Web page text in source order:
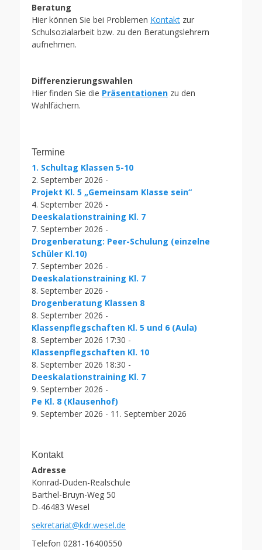
Beratung
Hier können Sie bei Problemen Kontakt zur
Schulsozialarbeit bzw. zu den Beratungslehrern
aufnehmen.
Differenzierungswahlen
Hier finden Sie die Präsentationen zu den
Wahlfächern.
Termine
1. Schultag Klassen 5-10
2. September 2026 -
Projekt Kl. 5 „Gemeinsam Klasse sein“
4. September 2026 -
Deeskalationstraining Kl. 7
7. September 2026 -
Drogenberatung: Peer-Schulung (einzelne
Schüler Kl.10)
7. September 2026 -
Deeskalationstraining Kl. 7
8. September 2026 -
Drogenberatung Klassen 8
8. September 2026 -
Klassenpflegschaften Kl. 5 und 6 (Aula)
8. September 2026 17:30 -
Klassenpflegschaften Kl. 10
8. September 2026 18:30 -
Deeskalationstraining Kl. 7
9. September 2026 -
Pe Kl. 8 (Klausenhof)
9. September 2026 - 11. September 2026
Kontakt
Adresse
Konrad-Duden-Realschule
Barthel-Bruyn-Weg 50
D-46483 Wesel
sekretariat@kdr.wesel.de
Telefon 0281-16400550